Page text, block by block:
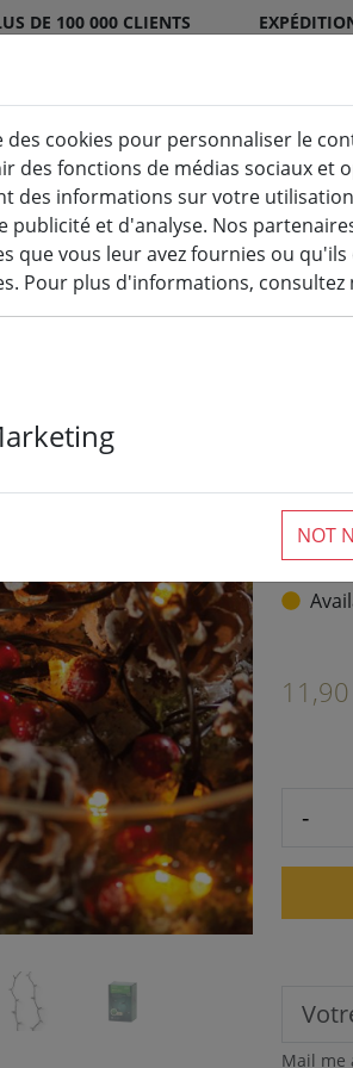
DE 100 000 CLIENTS
Bougies LED pour l'intérieur et
Guirlandes lumineuses
›
-
Mail me
cookies pour personnaliser le
des fonctions de médias sociaux et
des informations sur votre
publicité et d'analyse. Nos
que vous leur avez fournies ou
Pour plus d'informations,
NOT